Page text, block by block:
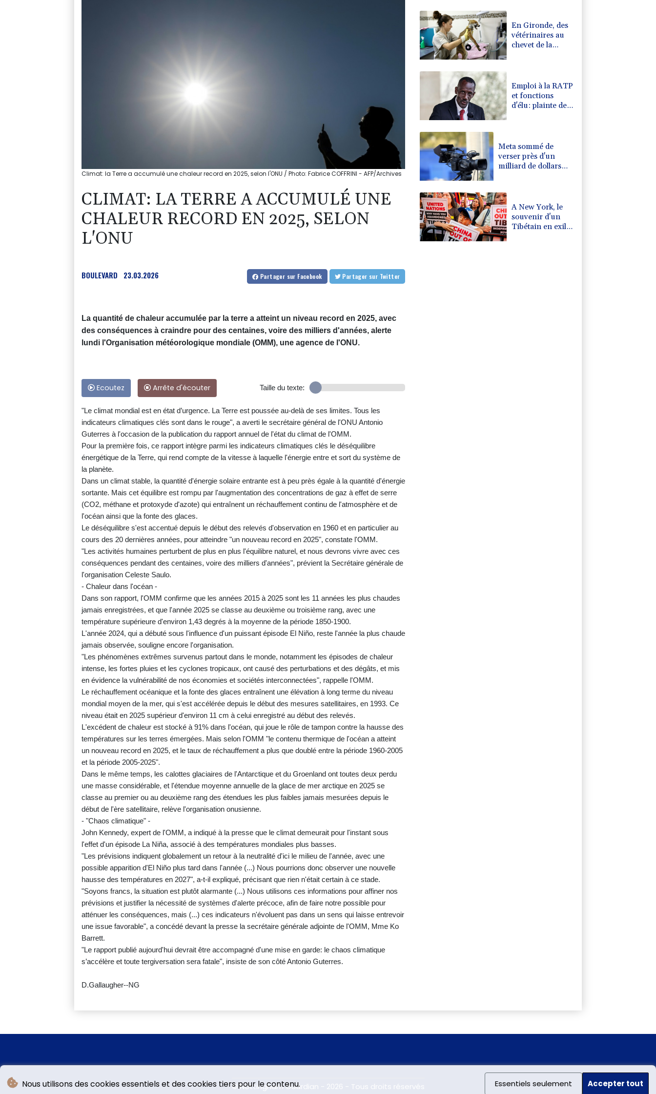
Nous utilisons des cookies essentiels et des cookies tiers pour le contenu. Essentiels seulement Accepter tout
Climat: la Terre a accumulé une chaleur record en 2025, selon l'ONU / Photo: Fabrice COFFRINI - AFP/Archives
CLIMAT: LA TERRE A ACCUMULÉ UNE
CHALEUR RECORD EN 2025, SELON
L'ONU
BOULEVARD 23.03.2026 Partager sur Facebook Partager sur Twitter
La quantité de chaleur accumulée par la terre a atteint un niveau record en 2025, avec
des conséquences à craindre pour des centaines, voire des milliers d'années, alerte
lundi l'Organisation météorologique mondiale (OMM), une agence de l'ONU.
Ecoutez Arrête d'écouter Taille du texte:
"Le climat mondial est en état d’urgence. La Terre est poussée au-delà de ses limites. Tous les
indicateurs climatiques clés sont dans le rouge", a averti le secrétaire général de l'ONU Antonio
Guterres à l'occasion de la publication du rapport annuel de l'état du climat de l'OMM.
Pour la première fois, ce rapport intègre parmi les indicateurs climatiques clés le déséquilibre
énergétique de la Terre, qui rend compte de la vitesse à laquelle l'énergie entre et sort du système de
la planète.
Dans un climat stable, la quantité d'énergie solaire entrante est à peu près égale à la quantité d'énergie
sortante. Mais cet équilibre est rompu par l'augmentation des concentrations de gaz à effet de serre
(CO2, méthane et protoxyde d'azote) qui entraînent un réchauffement continu de l'atmosphère et de
l'océan ainsi que la fonte des glaces.
Le déséquilibre s'est accentué depuis le début des relevés d'observation en 1960 et en particulier au
cours des 20 dernières années, pour atteindre "un nouveau record en 2025", constate l'OMM.
"Les activités humaines perturbent de plus en plus l'équilibre naturel, et nous devrons vivre avec ces
conséquences pendant des centaines, voire des milliers d'années", prévient la Secrétaire générale de
l'organisation Celeste Saulo.
- Chaleur dans l'océan -
Dans son rapport, l'OMM confirme que les années 2015 à 2025 sont les 11 années les plus chaudes
jamais enregistrées, et que l'année 2025 se classe au deuxième ou troisième rang, avec une
température supérieure d'environ 1,43 degrés à la moyenne de la période 1850-1900.
L'année 2024, qui a débuté sous l'influence d'un puissant épisode El Niño, reste l'année la plus chaude
jamais observée, souligne encore l'organisation.
"Les phénomènes extrêmes survenus partout dans le monde, notamment les épisodes de chaleur
intense, les fortes pluies et les cyclones tropicaux, ont causé des perturbations et des dégâts, et mis
en évidence la vulnérabilité de nos économies et sociétés interconnectées", rappelle l'OMM.
Le réchauffement océanique et la fonte des glaces entraînent une élévation à long terme du niveau
mondial moyen de la mer, qui s'est accélérée depuis le début des mesures satellitaires, en 1993. Ce
niveau était en 2025 supérieur d'environ 11 cm à celui enregistré au début des relevés.
L'excédent de chaleur est stocké à 91% dans l'océan, qui joue le rôle de tampon contre la hausse des
températures sur les terres émergées. Mais selon l'OMM "le contenu thermique de l'océan a atteint
un nouveau record en 2025, et le taux de réchauffement a plus que doublé entre la période 1960-2005
et la période 2005-2025".
Dans le même temps, les calottes glaciaires de l'Antarctique et du Groenland ont toutes deux perdu
une masse considérable, et l'étendue moyenne annuelle de la glace de mer arctique en 2025 se
classe au premier ou au deuxième rang des étendues les plus faibles jamais mesurées depuis le
début de l'ère satellitaire, relève l'organisation onusienne.
- "Chaos climatique" -
John Kennedy, expert de l'OMM, a indiqué à la presse que le climat demeurait pour l'instant sous
l'effet d'un épisode La Niña, associé à des températures mondiales plus basses.
"Les prévisions indiquent globalement un retour à la neutralité d'ici le milieu de l'année, avec une
possible apparition d'El Niño plus tard dans l'année (...) Nous pourrions donc observer une nouvelle
hausse des températures en 2027", a-t-il expliqué, précisant que rien n'était certain à ce stade.
"Soyons francs, la situation est plutôt alarmante (...) Nous utilisons ces informations pour affiner nos
prévisions et justifier la nécessité de systèmes d'alerte précoce, afin de faire notre possible pour
atténuer les conséquences, mais (...) ces indicateurs n'évoluent pas dans un sens qui laisse entrevoir
une issue favorable", a concédé devant la presse la secrétaire générale adjointe de l'OMM, Mme Ko
Barrett.
"Le rapport publié aujourd'hui devrait être accompagné d'une mise en garde: le chaos climatique
s’accélère et toute tergiversation sera fatale", insiste de son côté Antonio Guterres.
D.Gallaugher--NG
En Gironde, des
vétérinaires au
chevet de la
Emploi à la RATP
et fonctions
d'élu: plainte de
Bagayoko
Meta sommé de
verser près d'un
milliard de dollars
A New York, le
souvenir d'un
Tibétain en exil
© Nottingham Guardian - 2026 - Tous droits réservés